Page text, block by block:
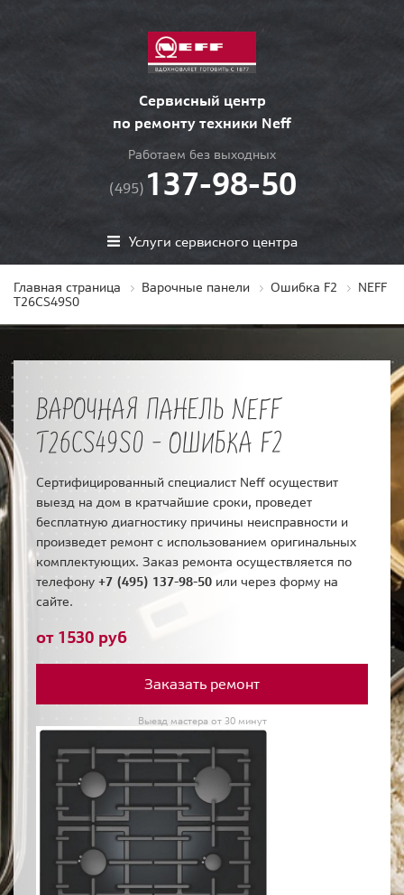
Сервисный центр
по ремонту техники Neff
Работаем без выходных
(495) 137-98-50
Услуги сервисного центра
Главная страница Варочные панели Ошибка F2
NEFF
T26CS49S0
ВАРОЧНАЯ ПАНЕЛЬ NEFF
T26CS49S0 - ОШИБКА F2
Сертифицированный специалист Neff осуществит
выезд на дом в кратчайшие сроки, проведет
бесплатную диагностику причины неисправности и
произведет ремонт с использованием оригинальных
комплектующих. Заказ ремонта осуществляется по
телефону +7 (495) 137-98-50 или через форму на
сайте.
от 1530 руб
Заказать ремонт
Выезд мастера от 30 минут